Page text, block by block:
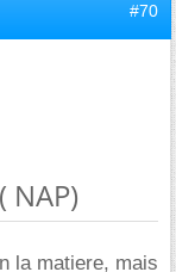
#70
NAP)
la matiere, mais